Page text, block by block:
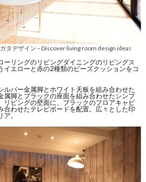
タデザイン –Discover living room design ideas
ーリングのリビングダイニングのリビングス
イエローと赤の2種類のビーズクッションをコ
ルバー金属脚とホワイト天板を組み合わせた
属脚とブラックの座面を組み合わせたシンプ
リビングの壁面に、ブラックのフロアキャビ
合わせたテレビボードを配置。広々とした印
。